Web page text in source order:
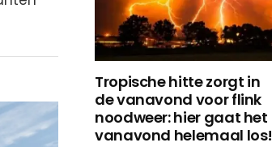
Tropische hitte zorgt in
de vanavond voor flink
noodweer: hier gaat het
vanavond helemaal los!